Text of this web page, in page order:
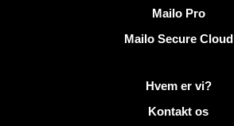
Mailo Pro
Mailo Secure Cloud
Flere oplysninger på MailoHvem er vi?
Kontakt os